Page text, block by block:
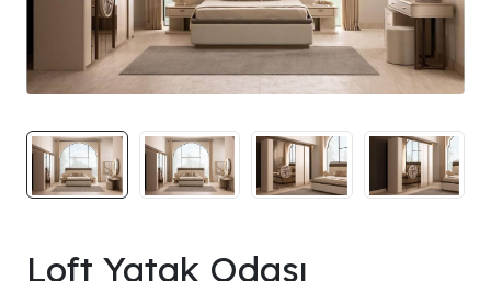
Loft Yatak Odası